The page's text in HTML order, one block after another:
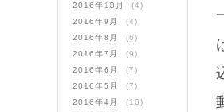
2016年10月
(4)
2016年9月
(4)
2016年8月
(6)
2016年7月
(9)
2016年6月
(7)
2016年5月
(7)
2016年4月
(10)